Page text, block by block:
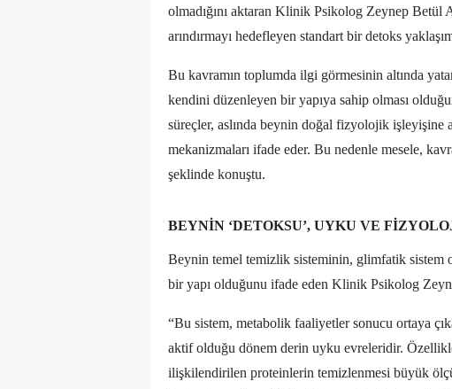
olmadığını aktaran Klinik Psikolog Zeynep
arındırmayı hedefleyen standart bir detoks
Bu kavramın toplumda ilgi görmesinin altında
kendini düzenleyen bir yapıya sahip olması
süreçler, aslında beynin doğal fizyolojik işleyişine
mekanizmaları ifade eder. Bu nedenle mesele,
şeklinde konuştu.
BEYNIN ‘DETOKSU’, UYKU VE
Beynin temel temizlik sisteminin, glimfatik sistem
bir yapı olduğunu ifade eden Klinik Psikolog
“Bu sistem, metabolik faaliyetler sonucu ortaya
aktif olduğu dönem derin uyku evreleridir.
ilişkilendirilen proteinlerin temizlenmesi büyük